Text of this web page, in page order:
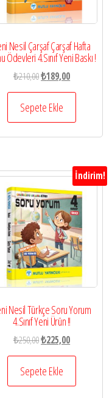
Nesil Çarşaf Çarşaf Hafta
Ödevleri 4.Sınıf Yeni Baskı !
₺210,00Orijinal
fiyat:
₺210,00.
₺189,00Şu
andaki
₺189,00.
Sepete Ekle
İndirim!
Nesil Türkçe Soru Yorum
4.Sınıf Yeni Ürün !!
₺250,00Orijinal
fiyat:
₺250,00.
₺225,00Şu
andaki
₺225,00.
Sepete Ekle